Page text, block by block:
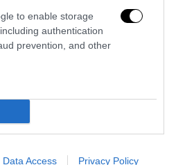
to enable storage
authentication
prevention, and other
Data Access Privacy Policy
l’ultimo Mondiale dell’umanità
9 Luglio 2026